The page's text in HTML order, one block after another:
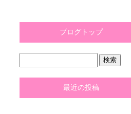
ブログトップ
最近の投稿